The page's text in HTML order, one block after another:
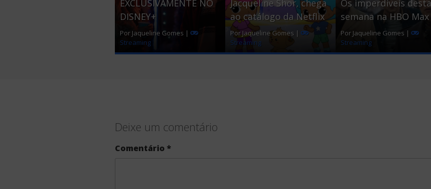
k
EXCLUSIVAMENTE NO
DISNEY+
Por Jaqueline Gomes |
Streaming
Jacqueline Shor, chega
ao catálogo da Netflix
Por Jaqueline Gomes |
Streaming
Os imperdíveis desta
semana na HBO Max
Por Jaqueline Gomes |
Streaming
Deixe um comentário
Comentário *